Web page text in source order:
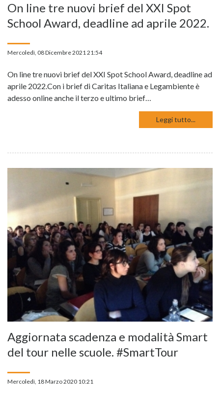
On line tre nuovi brief del XXI Spot
School Award, deadline ad aprile 2022.
Mercoledì, 08 Dicembre 2021 21:54
On line tre nuovi brief del XXI Spot School Award, deadline ad
aprile 2022.Con i brief di Caritas Italiana e Legambiente è
adesso online anche il terzo e ultimo brief…
Leggi tutto...
Aggiornata scadenza e modalità Smart
del tour nelle scuole. #SmartTour
Mercoledì, 18 Marzo 2020 10:21